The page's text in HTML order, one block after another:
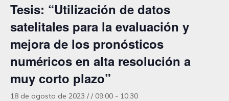
Tesis: “Utilización de datos
satelitales para la evaluación y
mejora de los pronósticos
numéricos en alta resolución a
muy corto plazo”
18 de agosto de 2023 / / 09:00 - 10:30